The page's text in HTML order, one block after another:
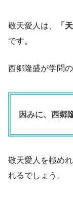
敬天愛人は、 「
です。
西郷隆盛が学問
因みに、西郷
敬天愛人を極め
れるでしょう。